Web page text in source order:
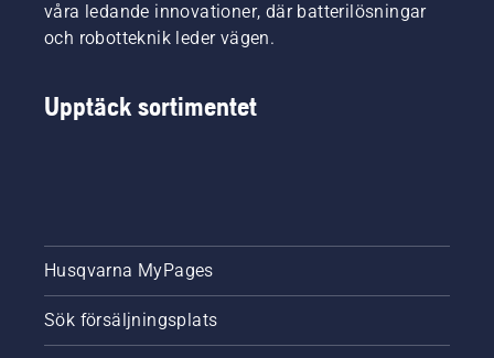
våra ledande innovationer, där batterilösningar
och robotteknik leder vägen.
Upptäck sortimentet
Husqvarna MyPages
Sök försäljningsplats